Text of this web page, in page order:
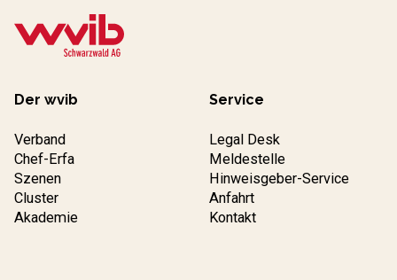
Der wvib
Verband
Chef-Erfa
Szenen
Cluster
Akademie
Service
Legal Desk
Meldestelle
Hinweisgeber-Service
Anfahrt
Kontakt